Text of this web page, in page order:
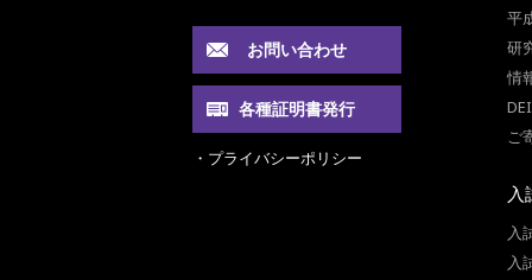
お問い合わせ
各種証明書発行
・プライバシーポリシー
平
研
情
ご
入
入
入